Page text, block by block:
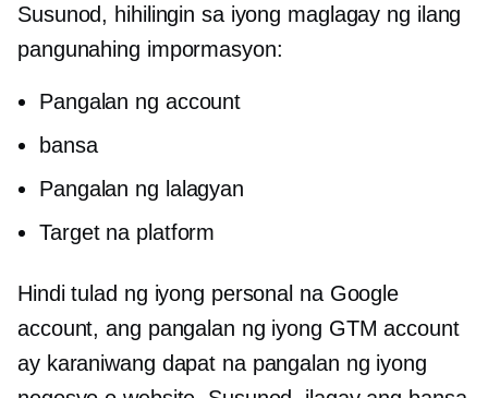
Susunod, hihilingin sa iyong maglagay ng ilang
pangunahing impormasyon:
Pangalan ng account
bansa
Pangalan ng lalagyan
Target na platform
Hindi tulad ng iyong personal na Google
account, ang pangalan ng iyong GTM account
ay karaniwang dapat na pangalan ng iyong